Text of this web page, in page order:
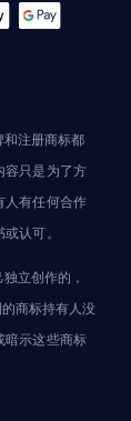
注册商标都
容只是为了方
人有任何合作
认可。
立创作的，
商标持有人没
暗示这些商标